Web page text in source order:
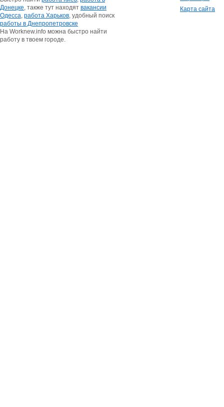
Донецке, также тут находят вакансии
Одесса, работа Харьков, удобный поиск
работы в Днепропетровске
На Worknew.info можна быстро найти
работу в твоем городе.
Карта сайта